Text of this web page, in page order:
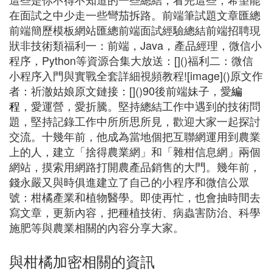
在面試之中少走一些彎茄拆路。前端筆試題文章匯總
前端簡歷模板網站匯總前端面試經驗總結前端招聘現
狀非技術類福利一：前端，Java，產品經理，微信小
程序，Python等資源合集大放送：[]()福利二：微信
小程序入門與實戰全套詳細視頻教程![image]()原文作
者：祈澈姑娘原文鏈接：[]()90後前端妹子，愛編
程 ，愛運營，愛折騰。堅持總結工作中遇到的技術問
題，堅持記錄工作中所所思所見，歡迎大家一起探討
交流。十幾年前，他成為當地個把互聯網運用到農業
上的人，建立「捨得農業網」和「雜柑信息網」兩個
網站，摸索用網路打開農產品銷售的大門。幾年前，
錢永嚴又與時俱進建立了自己的小程序和微信公眾
號：柑橘產業和植物醫學。即使再忙，也會抽時間去
寫文章，更新內容，把種植技術、病蟲害防治、科學
施肥等與農業相關的內容分享大家。
與柑橘加密相關的資訊